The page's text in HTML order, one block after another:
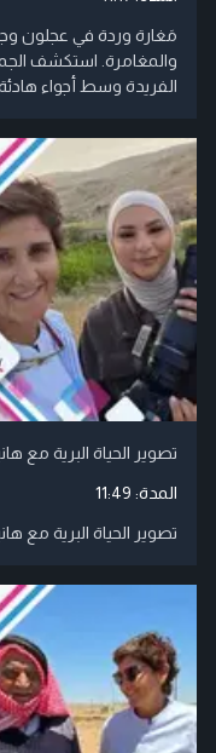
مَغارة وردة في عجلون
والمغامرة. استكشف
الفريدة وسط أجواء
تصوير الحياة البرية مع
المدة: 11:49
تصوير الحياة البرية مع